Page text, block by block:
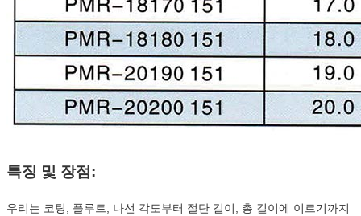
특징 및 장점:
우리는 코팅, 플루트, 나선 각도부터 절단 길이, 총 길이에 이르기까지